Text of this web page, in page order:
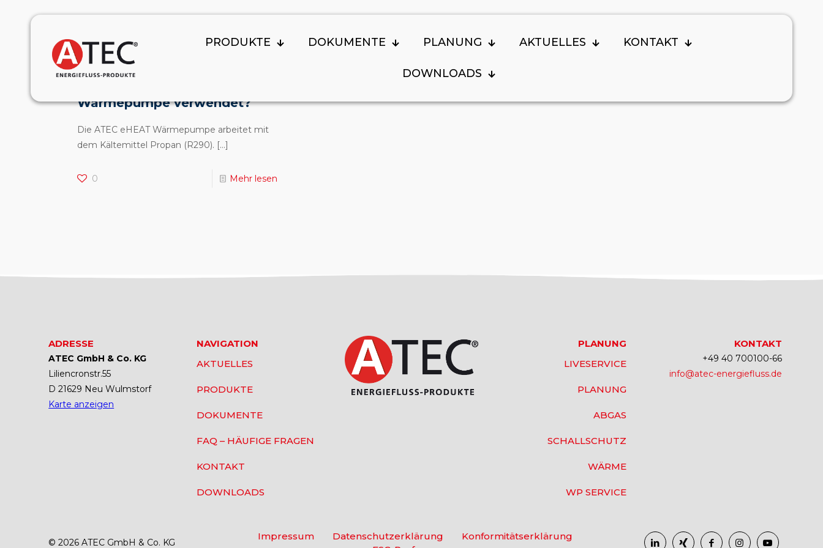
PRODUKTE DOKUMENTE PLANUNG AKTUELLES KONTAKT
DOWNLOADS
Welches Kältemittel wird in
der ATEC eHEAT
Wärmepumpe verwendet?
Die ATEC eHEAT Wärmepumpe arbeitet mit
dem Kältemittel Propan (R290). […]
0 Mehr lesen
ADRESSE
ATEC GmbH & Co. KG
Liliencronstr.55
D 21629 Neu Wulmstorf
Karte anzeigen
NAVIGATION
AKTUELLES
PRODUKTE
DOKUMENTE
FAQ – HÄUFIGE FRAGEN
KONTAKT
DOWNLOADS
PLANUNG
LIVESERVICE
PLANUNG
ABGAS
SCHALLSCHUTZ
WÄRME
WP SERVICE
KONTAKT
+49 40 700100-66
info@atec-energiefluss.de
© 2026 ATEC GmbH & Co. KG
Impressum Datenschutzerklärung
Konformitätserklärung